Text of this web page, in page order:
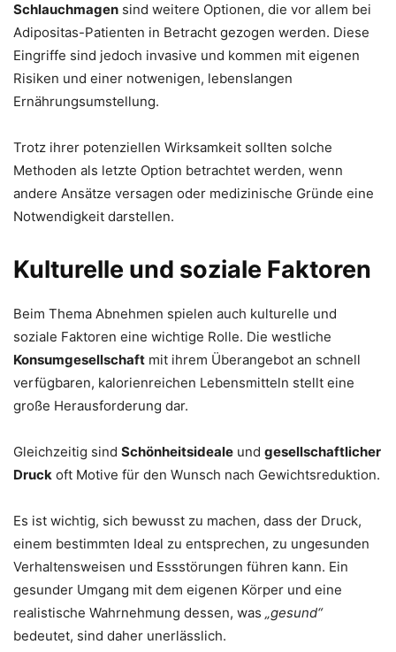
Schlauchmagen sind weitere Optionen, die vor allem bei
Adipositas-Patienten in Betracht gezogen werden. Diese
Eingriffe sind jedoch invasive und kommen mit eigenen
Risiken und einer notwenigen, lebenslangen
Ernährungsumstellung.
Trotz ihrer potenziellen Wirksamkeit sollten solche
Methoden als letzte Option betrachtet werden, wenn
andere Ansätze versagen oder medizinische Gründe eine
Notwendigkeit darstellen.
Kulturelle und soziale Faktoren
Beim Thema Abnehmen spielen auch kulturelle und
soziale Faktoren eine wichtige Rolle. Die westliche
Konsumgesellschaft mit ihrem Überangebot an schnell
verfügbaren, kalorienreichen Lebensmitteln stellt eine
große Herausforderung dar.
Gleichzeitig sind Schönheitsideale und gesellschaftlicher
Druck oft Motive für den Wunsch nach Gewichtsreduktion.
Es ist wichtig, sich bewusst zu machen, dass der Druck,
einem bestimmten Ideal zu entsprechen, zu ungesunden
Verhaltensweisen und Essstörungen führen kann. Ein
gesunder Umgang mit dem eigenen Körper und eine
realistische Wahrnehmung dessen, was „gesund“
bedeutet, sind daher unerlässlich.